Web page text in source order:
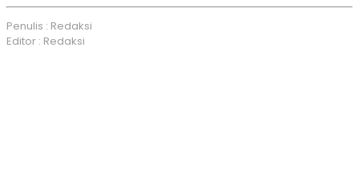
Penulis : Redaksi
Editor : Redaksi